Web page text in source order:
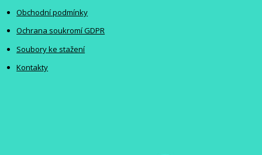
Obchodní podmínky
Ochrana soukromí GDPR
Soubory ke stažení
Kontakty